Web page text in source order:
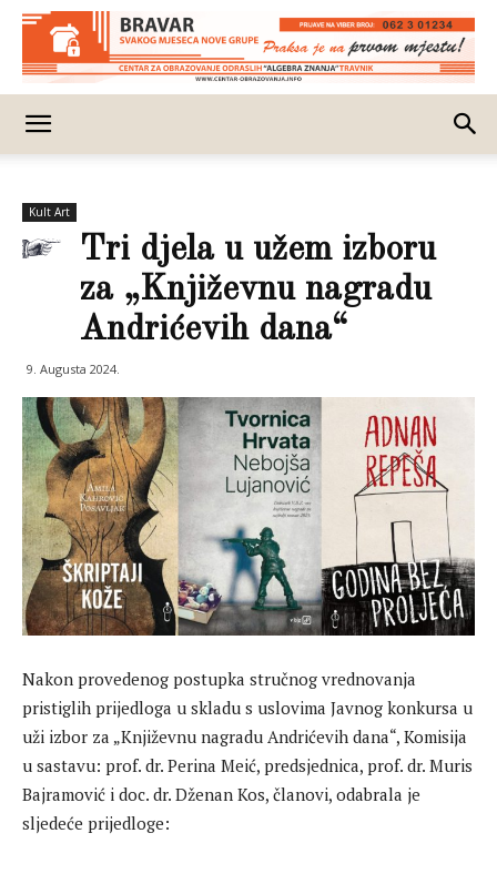
Kult Art
Tri djela u užem izboru
za „Književnu nagradu
Andrićevih dana“
9. Augusta 2024.
Nakon provedenog postupka stručnog vrednovanja
pristiglih prijedloga u skladu s uslovima Javnog konkursa u
uži izbor za „Književnu nagradu Andrićevih dana“, Komisija
u sastavu: prof. dr. Perina Meić, predsjednica, prof. dr. Muris
Bajramović i doc. dr. Dženan Kos, članovi, odabrala je
sljedeće prijedloge: